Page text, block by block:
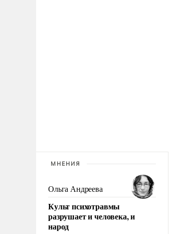
МНЕНИЯ
Ольга Андреева
Культ психотравмы
разрушает и человека, и
народ